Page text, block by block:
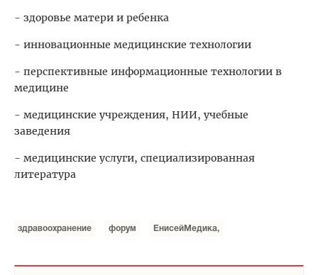
- здоровье матери и ребенка
- инновационные медицинские технологии
- перспективные информационные технологии в
медицине
- медицинские учреждения, НИИ, учебные
заведения
- медицинские услуги, специализированная
литература
здравоохранение форум ЕнисейМедика,